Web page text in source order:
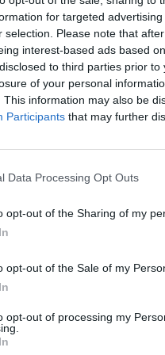
for targeted
selection. Please note that
interest-based ads based
to third parties prior
of your personal
This information may also be
Participants that may further
Data Processing Opt Outs
opt-out of the Sharing of my
opt-out of the Sale of my
opt-out of processing my
με την οποία η
ύδατος.
Μαΐου 2025, ο Κλάδος
ΔΕΥΑ και με την υπ’
επάρκεια της
από τις πρώτες
ισχυρό
η συγκρότηση του
της ΔΕΥΑ
επάρκεια της